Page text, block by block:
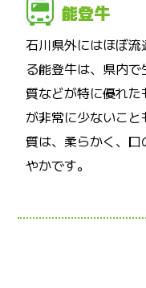
能登牛
石川県外にはほぼ
る能登牛は、県内
質などが特に優れ
が非常に少ないこ
質は、柔らかく、
やかです。